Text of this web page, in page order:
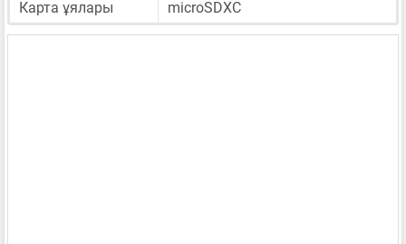
Карта ұялары microSDXC